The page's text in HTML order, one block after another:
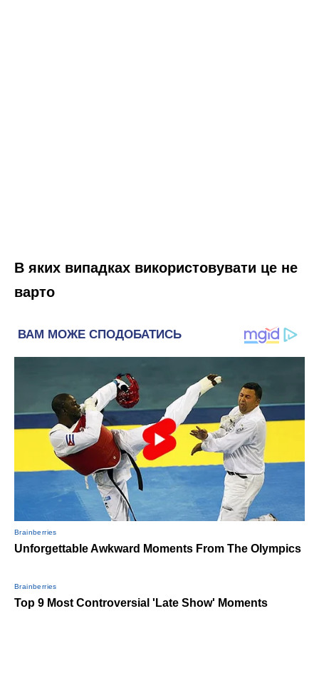
В яких випадках використовувати це не
варто